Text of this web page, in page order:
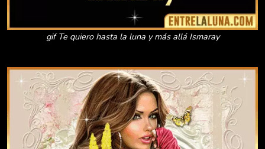
gif Te quiero hasta la luna y más allá Ismaray